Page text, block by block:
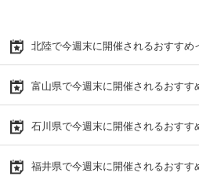
北陸で今週末に開催されるおすすめ
富山県で今週末に開催されるおすす
石川県で今週末に開催されるおすす
福井県で今週末に開催されるおすす